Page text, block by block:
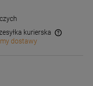
kurierska
płatności
dostawy